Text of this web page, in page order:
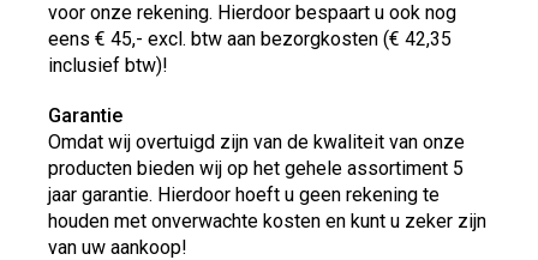
voor onze rekening. Hierdoor bespaart u ook nog
eens € 45,- excl. btw aan bezorgkosten (€ 42,35
inclusief btw)!
Garantie
Omdat wij overtuigd zijn van de kwaliteit van onze
producten bieden wij op het gehele assortiment 5
jaar garantie. Hierdoor hoeft u geen rekening te
houden met onverwachte kosten en kunt u zeker zijn
van uw aankoop!